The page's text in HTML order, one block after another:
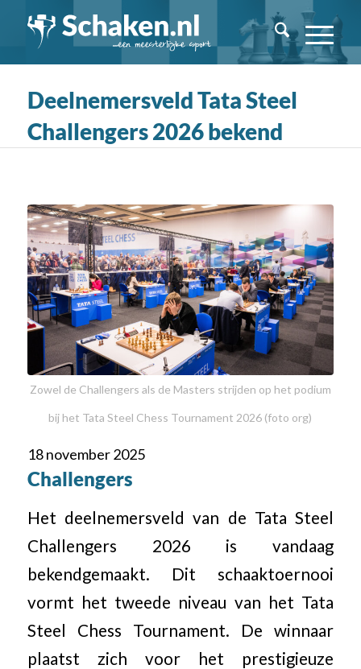
Deelnemersveld Tata Steel
Challengers 2026 bekend
Zowel de Challengers als de Masters strijden op het podium
bij het Tata Steel Chess Tournament 2026 (foto org)
18 november 2025
Challengers
Het deelnemersveld van de Tata Steel
Challengers 2026 is vandaag
bekendgemaakt. Dit schaaktoernooi
vormt het tweede niveau van het Tata
Steel Chess Tournament. De winnaar
plaatst zich voor het prestigieuze